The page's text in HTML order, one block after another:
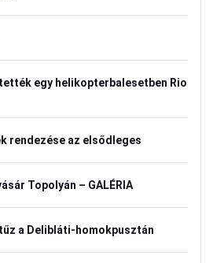
egy helikopterbalesetben Rio
rendezése az elsődleges
Topolyán – GALÉRIA
a Delibláti-homokpusztán